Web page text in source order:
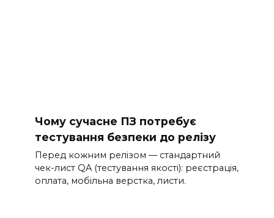
Чому сучасне ПЗ потребує
тестування безпеки до релізу
Перед кожним релізом — стандартний
чек-лист QA (тестування якості): реєстрація,
оплата, мобільна верстка, листи.